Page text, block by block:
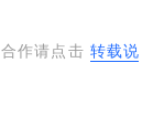
作请点击 转载说